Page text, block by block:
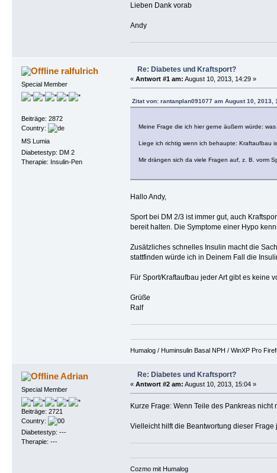
Lieben Dank vorab
Andy
ralfulrich
Special Member
Beiträge: 2872
Country:
MS Lumia
Diabetestyp: DM 2
Therapie: Insulin-Pen
Re: Diabetes und Kraftsport?
« Antwort #1 am: August 10, 2013, 14:29 »
Zitat von: rantanplan091077 am August 10, 2013,
Meine Frage die ich hier gerne äußern würde:
Liege ich richtig wenn ich behaupte: Kraftaufbau
Mir drängen sich da viele Fragen auf, z. B. vorm
Hallo Andy,
Sport bei DM 2/3 ist immer gut, auch
bereit halten. Die Symptome einer Hypo
Zusätzliches schnelles Insulin macht die
stattfinden würde ich in Deinem Fall die
Für Sport/Kraftaufbau jeder Art gibt es keine
Grüße
Ralf
Humalog / Huminsulin Basal NPH / WinXP Pro
Adrian
Special Member
Beiträge: 2721
Country:
Diabetestyp: ---
Therapie: ---
Re: Diabetes und Kraftsport?
« Antwort #2 am: August 10, 2013, 15:04 »
Kurze Frage: Wenn Teile des Pankreas
Vielleicht hilft die Beantwortung dieser Frage
Cozmo mit Humalog